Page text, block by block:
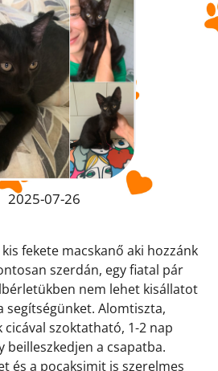
2025-07-26
fekete macskanő aki hozzánk
szerdán, egy fiatal pár
nem lehet kisállatot
Alomtiszta,
szoktatható, 1-2 nap
beilleszkedjen a csapatba.
és a pocaksimit is szerelmes